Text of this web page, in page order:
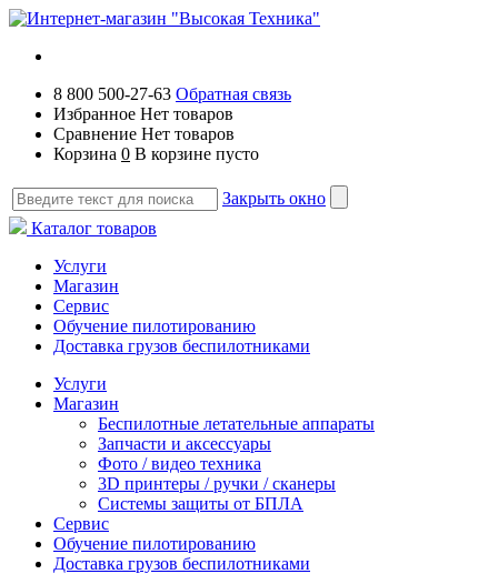
8 800 500-27-63 Обратная связь
Избранное Нет товаров
Сравнение Нет товаров
Корзина 0 В корзине пусто
Закрыть окно
Каталог товаров
Услуги
Магазин
Сервис
Обучение пилотированию
Доставка грузов беспилотниками
Услуги
Магазин
Беспилотные летательные аппараты
Запчасти и аксессуары
Фото / видео техника
3D принтеры / ручки / сканеры
Системы защиты от БПЛА
Сервис
Обучение пилотированию
Доставка грузов беспилотниками